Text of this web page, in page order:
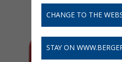
CHANGE TO THE
STAY ON